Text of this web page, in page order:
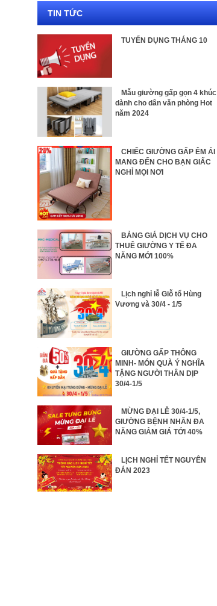
TIN TỨC
TUYỂN DỤNG THÁNG 10
Mẫu giường gấp gọn 4 khúc
dành cho dân văn phòng Hot
năm 2024
CHIẾC GIƯỜNG GẤP ÊM ÁI
MANG ĐẾN CHO BẠN GIẤC
NGHỈ MỌI NƠI
BẢNG GIÁ DỊCH VỤ CHO
THUÊ GIƯỜNG Y TẾ ĐA
NĂNG MỚI 100%
Lịch nghỉ lễ Giỗ tổ Hùng
Vương và 30/4 - 1/5
GIƯỜNG GẤP THÔNG
MINH- MÓN QUÀ Ý NGHĨA
TẶNG NGƯỜI THÂN DỊP
30/4-1/5
MỪNG ĐẠI LỄ 30/4-1/5,
GIƯỜNG BỆNH NHÂN ĐA
NĂNG GIẢM GIÁ TỚI 40%
LỊCH NGHỈ TẾT NGUYÊN
ĐÁN 2023